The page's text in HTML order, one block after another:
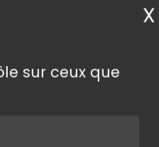
sur ceux que
X